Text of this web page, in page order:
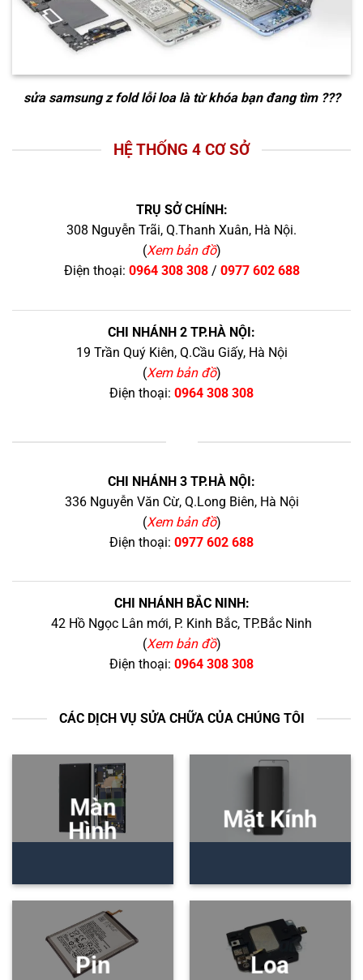
sửa samsung z fold lỗi loalà từ khóa bạn đang tìm ???
HỆ THỐNG 4 CƠ SỞ
TRỤ SỞ CHÍNH:
308 Nguyễn Trãi, Q.Thanh Xuân, Hà Nội.
(Xem bản đồ)
Điện thoại: 0964 308 308/ 0977 602 688
CHI NHÁNH 2 TP.HÀ NỘI:
19 Trần Quý Kiên, Q.Cầu Giấy, Hà Nội
(Xem bản đồ)
Điện thoại: 0964 308 308
CHI NHÁNH 3 TP.HÀ NỘI:
336 Nguyễn Văn Cừ, Q.Long Biên, Hà Nội
(Xem bản đồ)
Điện thoại: 0977 602 688
CHI NHÁNH BẮC NINH:
42 Hồ Ngọc Lân mới, P. Kinh Bắc, TP.Bắc Ninh
(Xem bản đồ)
Điện thoại: 0964 308 308
CÁC DỊCH VỤ SỬA CHỮA CỦA CHÚNG TÔI
Màn
Hình
Mặt Kính
Pin Loa